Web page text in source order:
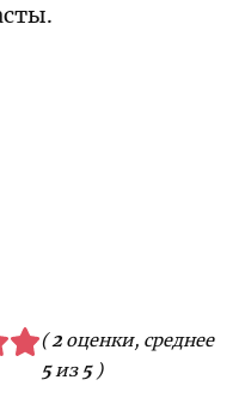
(2оценки, среднее
5из 5)